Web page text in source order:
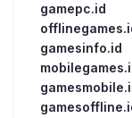
gamepc.id
gamesinfo.id